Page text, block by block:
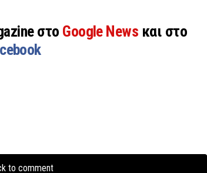
στο Google News και στο
to comment